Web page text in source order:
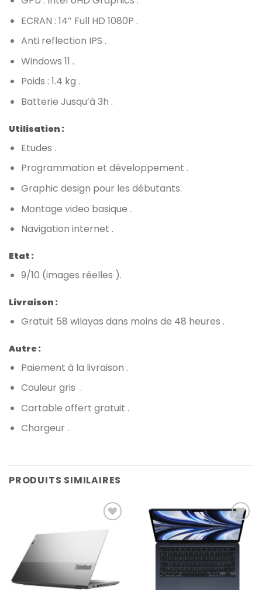
ECRAN : 14″ Full HD 1080P .
Anti reflection IPS .
Windows 11 .
Poids : 1.4 kg .
Batterie Jusqu’à 3h .
Utilisation :
Etudes .
Programmation et développement .
Graphic design pour les débutants.
Montage video basique .
Navigation internet .
Etat :
9/10 (images réelles ).
Livraison :
Gratuit 58 wilayas dans moins de 48 heures .
Autre :
Paiement à la livraison .
Couleur gris .
Cartable offert gratuit .
Chargeur .
PRODUITS SIMILAIRES
Add to
wishlist
Add to
wishlist